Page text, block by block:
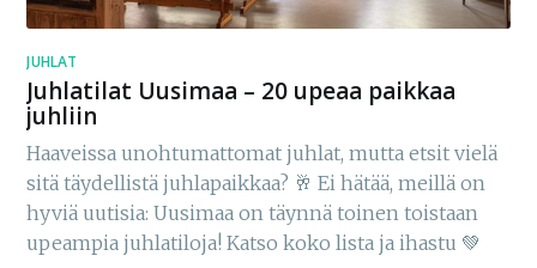
JUHLAT
Juhlatilat Uusimaa – 20 upeaa paikkaa
juhliin
Haaveissa unohtumattomat juhlat, mutta etsit vielä
sitä täydellistä juhlapaikkaa? 🥂 Ei hätää, meillä on
hyviä uutisia: Uusimaa on täynnä toinen toistaan
upeampia juhlatiloja! Katso koko lista ja ihastu 💚